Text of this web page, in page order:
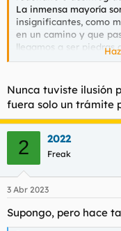
La inmensa mayoría
insignificantes, como
en un camino y que
llegamos a ser piedras
palacios, o losas de
para lucir en dedos de
cantos, graba, zahorra,
Nunca tuviste ilusión
fuera solo un trámite
2 2022
Freak
3 Abr 2023
Supongo, pero hace